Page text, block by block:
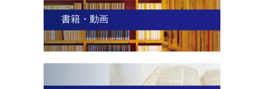
書籍・動画